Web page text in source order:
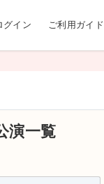
グイン ご利用ガイド
演一覧